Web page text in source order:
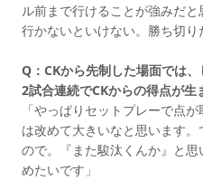
ル前まで行けることが強みだ
行かないといけない。勝ち切り
Q：CKから先制した場面では、
2試合連続でCKからの得点が生
「やっぱりセットプレーで点
は改めて大きいなと思います
ので。『また駿汰くんか』と
めたいです」